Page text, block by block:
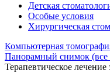
Детская
Особые условия
Хирургическая
Компьютерная
Панорамный снимок (все
Терапевтическое лечение